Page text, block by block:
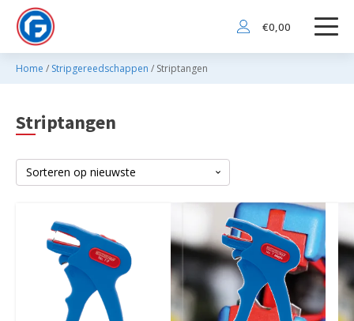
€0,00
Home / Stripgereedschappen / Striptangen
Striptangen